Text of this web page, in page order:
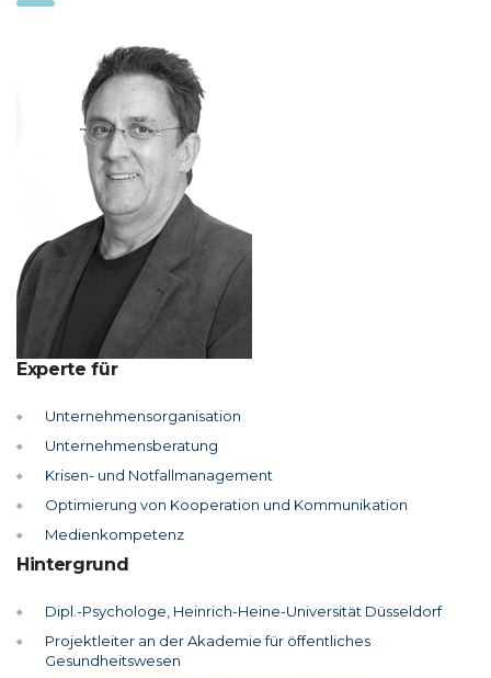
Experte für
Unternehmensorganisation
Unternehmensberatung
Krisen- und Notfallmanagement
Optimierung von Kooperation und Kommunikation
Medienkompetenz
Hintergrund
Dipl.-Psychologe, Heinrich-Heine-Universität Düsseldorf
Projektleiter an der Akademie für öffentliches
Gesundheitswesen